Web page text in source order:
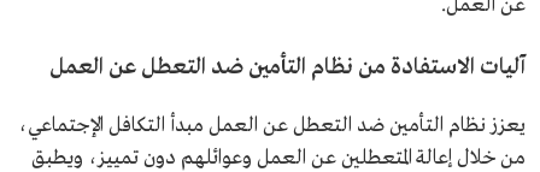
عن العمل.
آليات الاستفادة من نظام التأمين ضد التعطل عن العمل
يعزز نظام التأمين ضد التعطل عن العمل مبدأ التكافل الإجتماعي،
من خلال إعالة المتعطلين عن العمل وعوائلهم دون تمييز، ويطبق